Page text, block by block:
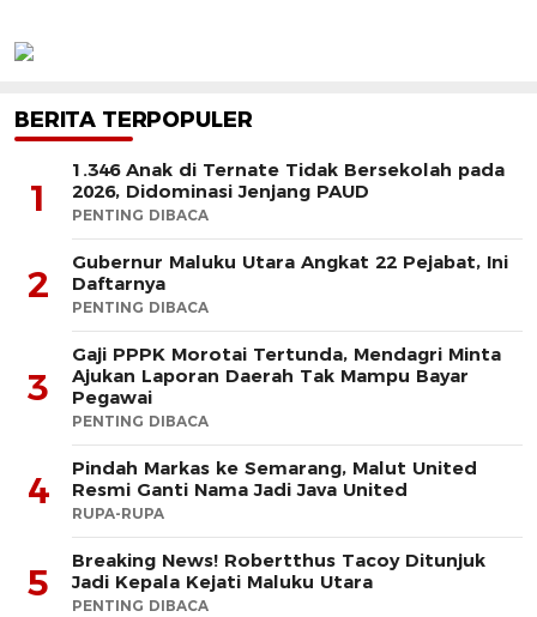
BERITA TERPOPULER
1
1.346 Anak di Ternate Tidak Bersekolah pada
2026, Didominasi Jenjang PAUD
PENTING DIBACA
2
Gubernur Maluku Utara Angkat 22 Pejabat, Ini
Daftarnya
PENTING DIBACA
3
Gaji PPPK Morotai Tertunda, Mendagri Minta
Ajukan Laporan Daerah Tak Mampu Bayar
Pegawai
PENTING DIBACA
4
Pindah Markas ke Semarang, Malut United
Resmi Ganti Nama Jadi Java United
RUPA-RUPA
5
Breaking News! Robertthus Tacoy Ditunjuk
Jadi Kepala Kejati Maluku Utara
PENTING DIBACA